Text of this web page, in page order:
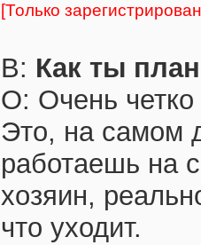
[Только
В: Как ты
О: Очень четко
Это, на самом
работаешь на
хозяин,
что уходит.